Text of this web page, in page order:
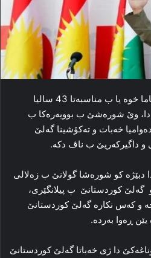
سەرۆك مەسعود بارزانی د پەیاما خوە یا ب مناسبەتا 43 سالیا
دا، وێ شورەشێ ب بوویەرەكا ب
خەبات و تەكۆشینا گەلێ
و داگیركەریێ ب ناڤ دكە.
دبێژە كو شورەشا گولانێ ب زەلالی
گەلێ كوردستانێ ب پیلانگێری،
و كەس نكارە گەلێ كوردستانێ
ڕه‌وا بەردە.
دا ژی خه‌باتا گه‌لێ کوردستانێ